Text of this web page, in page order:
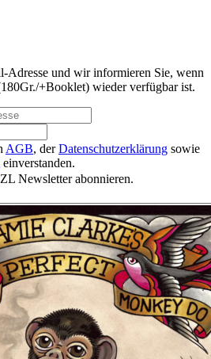
Adresse und wir informieren Sie, wenn
+Booklet) wieder verfügbar ist.
AGB, derDatenschutzerklärung sowie
einverstanden.
Newsletter abonnieren.